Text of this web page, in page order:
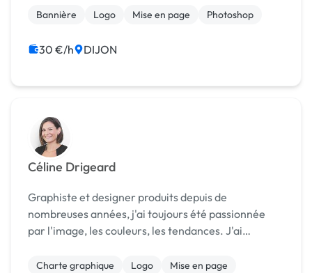
3 ans d'expériences en maison d'édi...
Bannière Logo Mise en page Photoshop
30 €/h DIJON
Céline Drigeard
Graphiste et designer produits depuis de
nombreuses années, j'ai toujours été passionnée
par l'image, les couleurs, les tendances. J'ai
permettant d'analyser les besoins graphiques mais
Charte graphique Logo
Mise en page